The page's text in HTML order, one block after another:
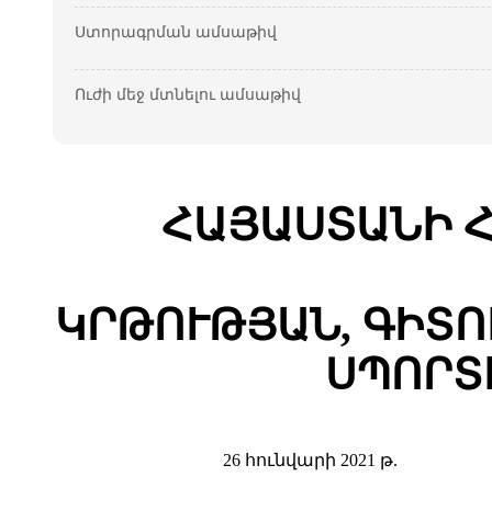
Ստորագրման ամսաթիվ
Ուժի մեջ մտնելու ամսաթիվ
ՀԱՅԱՍՏԱՆԻ
ԿՐԹՈՒԹՅԱՆ,
26 հունվարի 2021 թ.